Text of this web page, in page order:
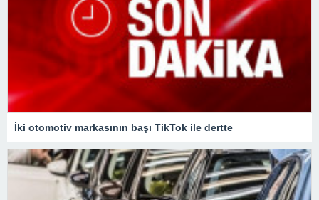
İki otomotiv markasının başı TikTok ile dertte